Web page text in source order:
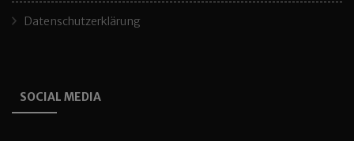
Datenschutzerklärung
SOCIAL MEDIA